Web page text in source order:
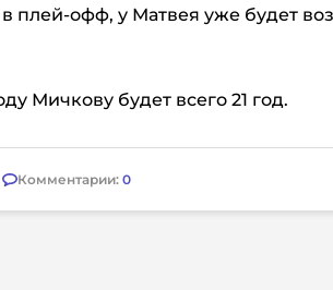
плей-офф, у Матвея уже будет
Мичкову будет всего 21 год.
Комментарии: 0